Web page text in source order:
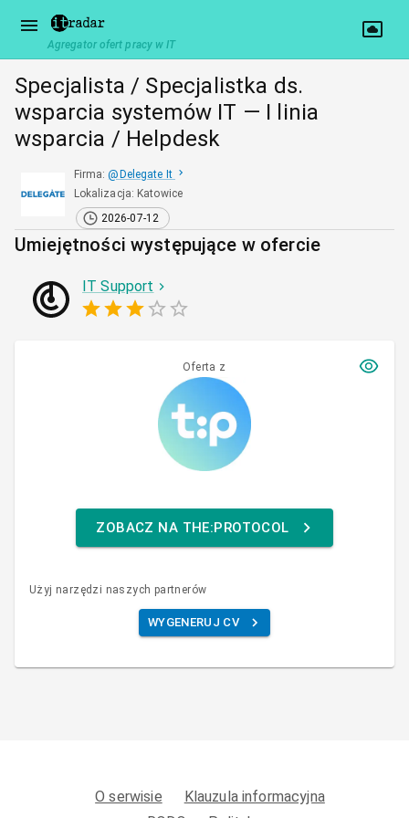
Agregator ofert pracy w IT
Specjalista / Specjalistka ds.
wsparcia systemów IT — I linia
wsparcia / Helpdesk
Firma: @ Delegate It
Lokalizacja: Katowice
2026-07-12
Umiejętności występujące w ofercie
IT Support
Oferta z
ZOBACZ NA THE:PROTOCOL
Użyj narzędzi naszych partnerów
WYGENERUJ CV
O serwisie
Klauzula informacyjna